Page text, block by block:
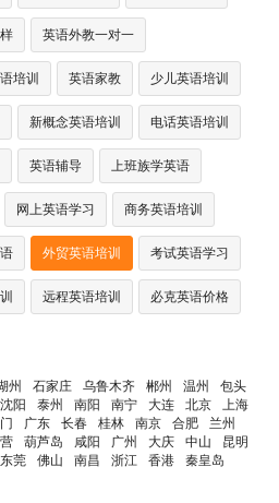
英语外教一对一
培训 英语家教 少儿英语培训
新概念英语培训 电话英语培训
英语辅导 上班族学英语
网上英语学习 商务英语培训
外贸英语培训 考试英语学习
远程英语培训 必克英语价格
州 石家庄 乌鲁木齐 郴州 温州
包头
沈阳 泰州 南阳 南宁 大连 北京
上海
广东 长春 桂林 南京 合肥
兰州
葫芦岛 咸阳 广州 大庆 中山
昆明
东莞 佛山 南昌 浙江 香港 秦皇岛